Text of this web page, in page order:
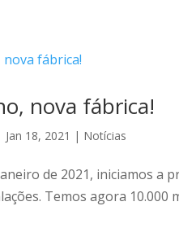
nova fábrica!
Jan 18, 2021 | Notícias
de 2021, iniciamos a
Temos agora 10.000